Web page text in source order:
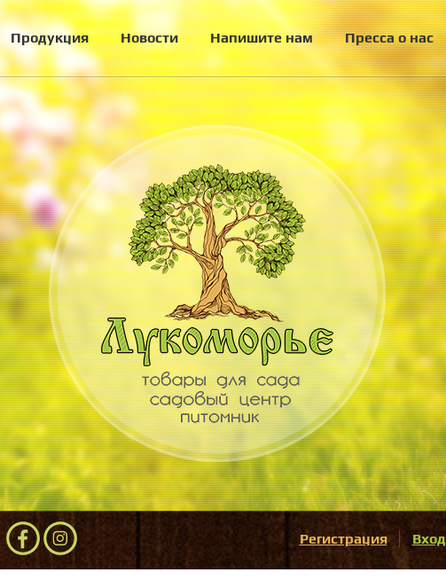
Продукция Новости Напишите нам Пресса о нас
Регистрация Вход